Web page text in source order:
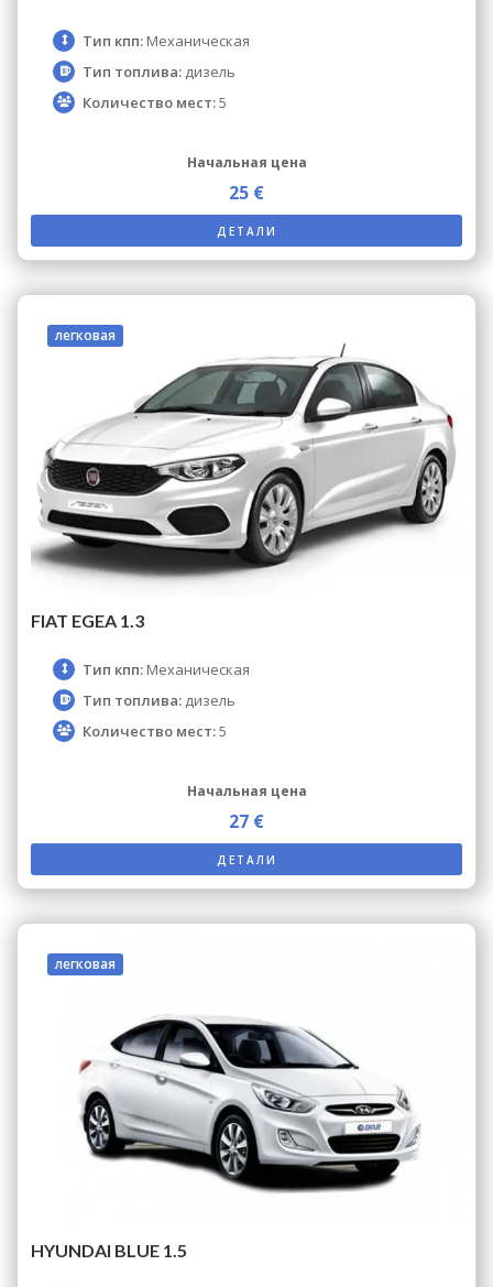
Тип кпп: Механическая
Тип топлива: дизель
Количество мест:5
Начальная цена
25 €
ДЕТАЛИ
легковая
FIAT EGEA 1.3
Тип кпп: Механическая
Тип топлива: дизель
Количество мест:5
Начальная цена
27 €
ДЕТАЛИ
легковая
HYUNDAI BLUE 1.5